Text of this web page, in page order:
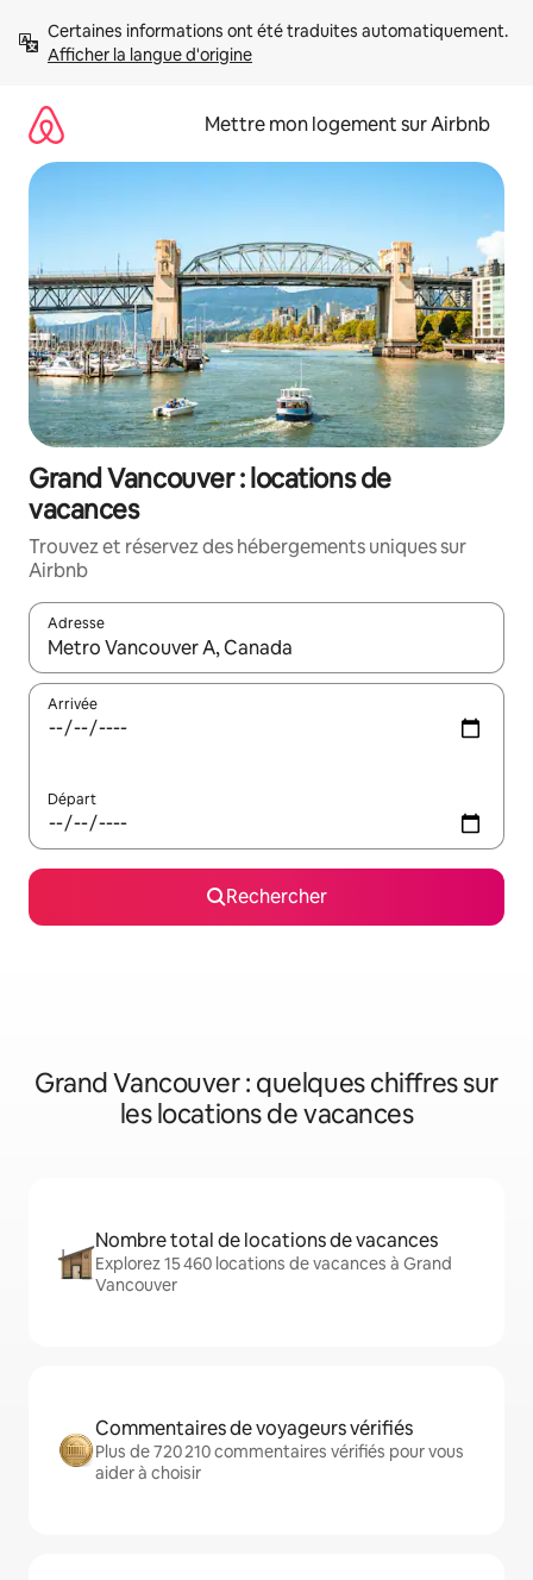
directement
Afficher la langue d'origine
Mettre mon logement sur Airbnb
Grand Vancouver : locations de
vacances
Trouvez et réservez des hébergements uniques sur
Airbnb
Adresse
Lorsque les résultats s'affichent, utilisez les flèches vers le
Arrivée
Départ
Rechercher
Grand Vancouver : quelques chiffres sur
les locations de vacances
Nombre total de locations de vacances
Explorez 15 460 locations de vacances à Grand
Vancouver
Commentaires de voyageurs vérifiés
Plus de 720 210 commentaires vérifiés pour vous
aider à choisir